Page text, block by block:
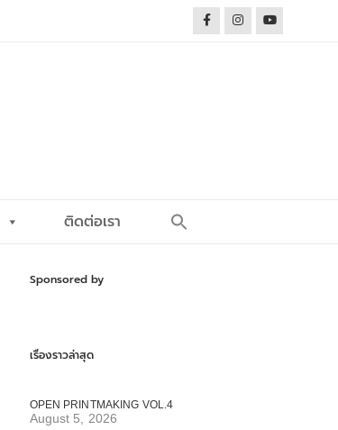
ติดต่อเรา
Sponsored by
เรื่องราวล่าสุด
OPEN PRINTMAKING VOL.4
August 5, 2026